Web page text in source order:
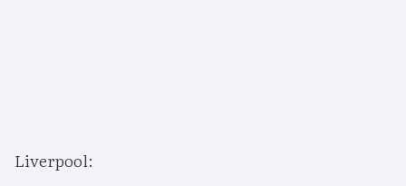
Liverpool: